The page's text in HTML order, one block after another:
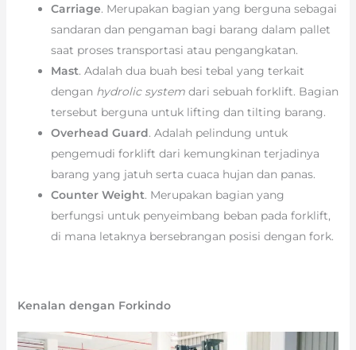
Carriage. Merupakan bagian yang berguna sebagai
sandaran dan pengaman bagi barang dalam pallet
saat proses transportasi atau pengangkatan.
Mast. Adalah dua buah besi tebal yang terkait
dengan hydrolic systemdari sebuah forklift. Bagian
tersebut berguna untuk lifting dan tilting barang.
Overhead Guard. Adalah pelindung untuk
pengemudi forklift dari kemungkinan terjadinya
barang yang jatuh serta cuaca hujan dan panas.
Counter Weight. Merupakan bagian yang
berfungsi untuk penyeimbang beban pada forklift,
di mana letaknya bersebrangan posisi dengan fork.
Kenalan dengan Forkindo